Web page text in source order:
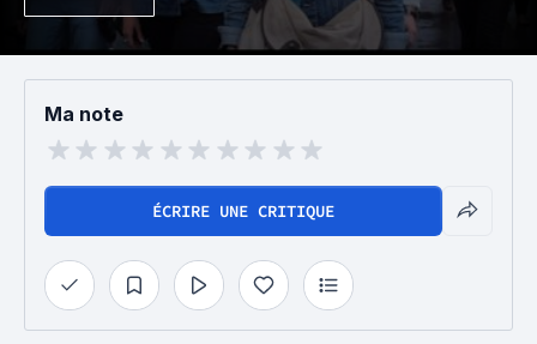
Ma note
ÉCRIRE UNE CRITIQUE